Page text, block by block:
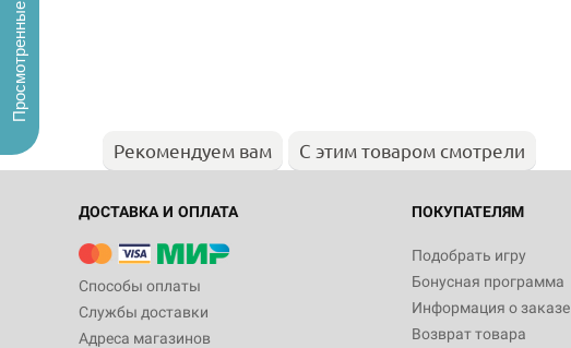
Рекомендуем вам С этим товаром смотрели
ДОСТАВКА И ОПЛАТА
Способы оплаты
Службы доставки
Адреса магазинов
ПОКУПАТЕЛЯМ
Подобрать игру
Бонусная программа
Информация о заказе
Возврат товара
Просмотренные